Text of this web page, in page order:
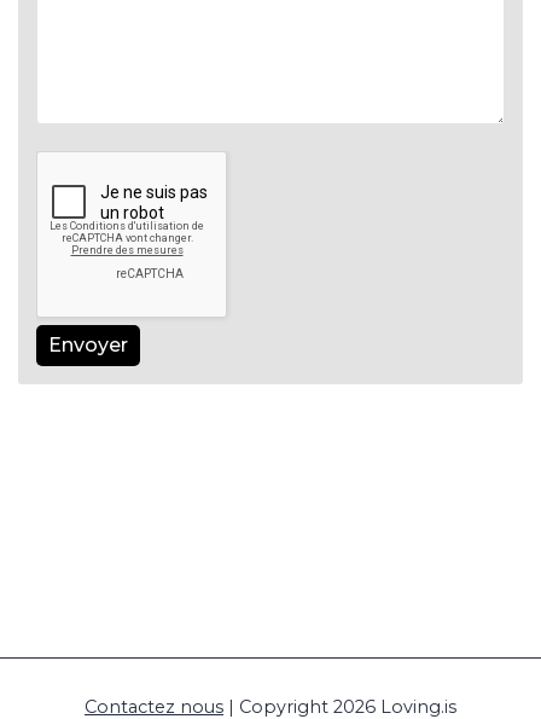
Envoyer
Contactez nous | Copyright 2026 Loving.is